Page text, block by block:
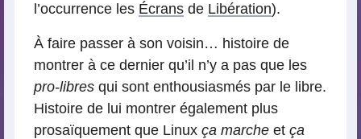
l’occurrence les Écrans de Libération).
À faire passer à son voisin… histoire de
montrer à ce dernier qu’il n’y a pas que les
pro-libres qui sont enthousiasmés par le libre.
Histoire de lui montrer également plus
prosaïquement que Linux ça marche et ça